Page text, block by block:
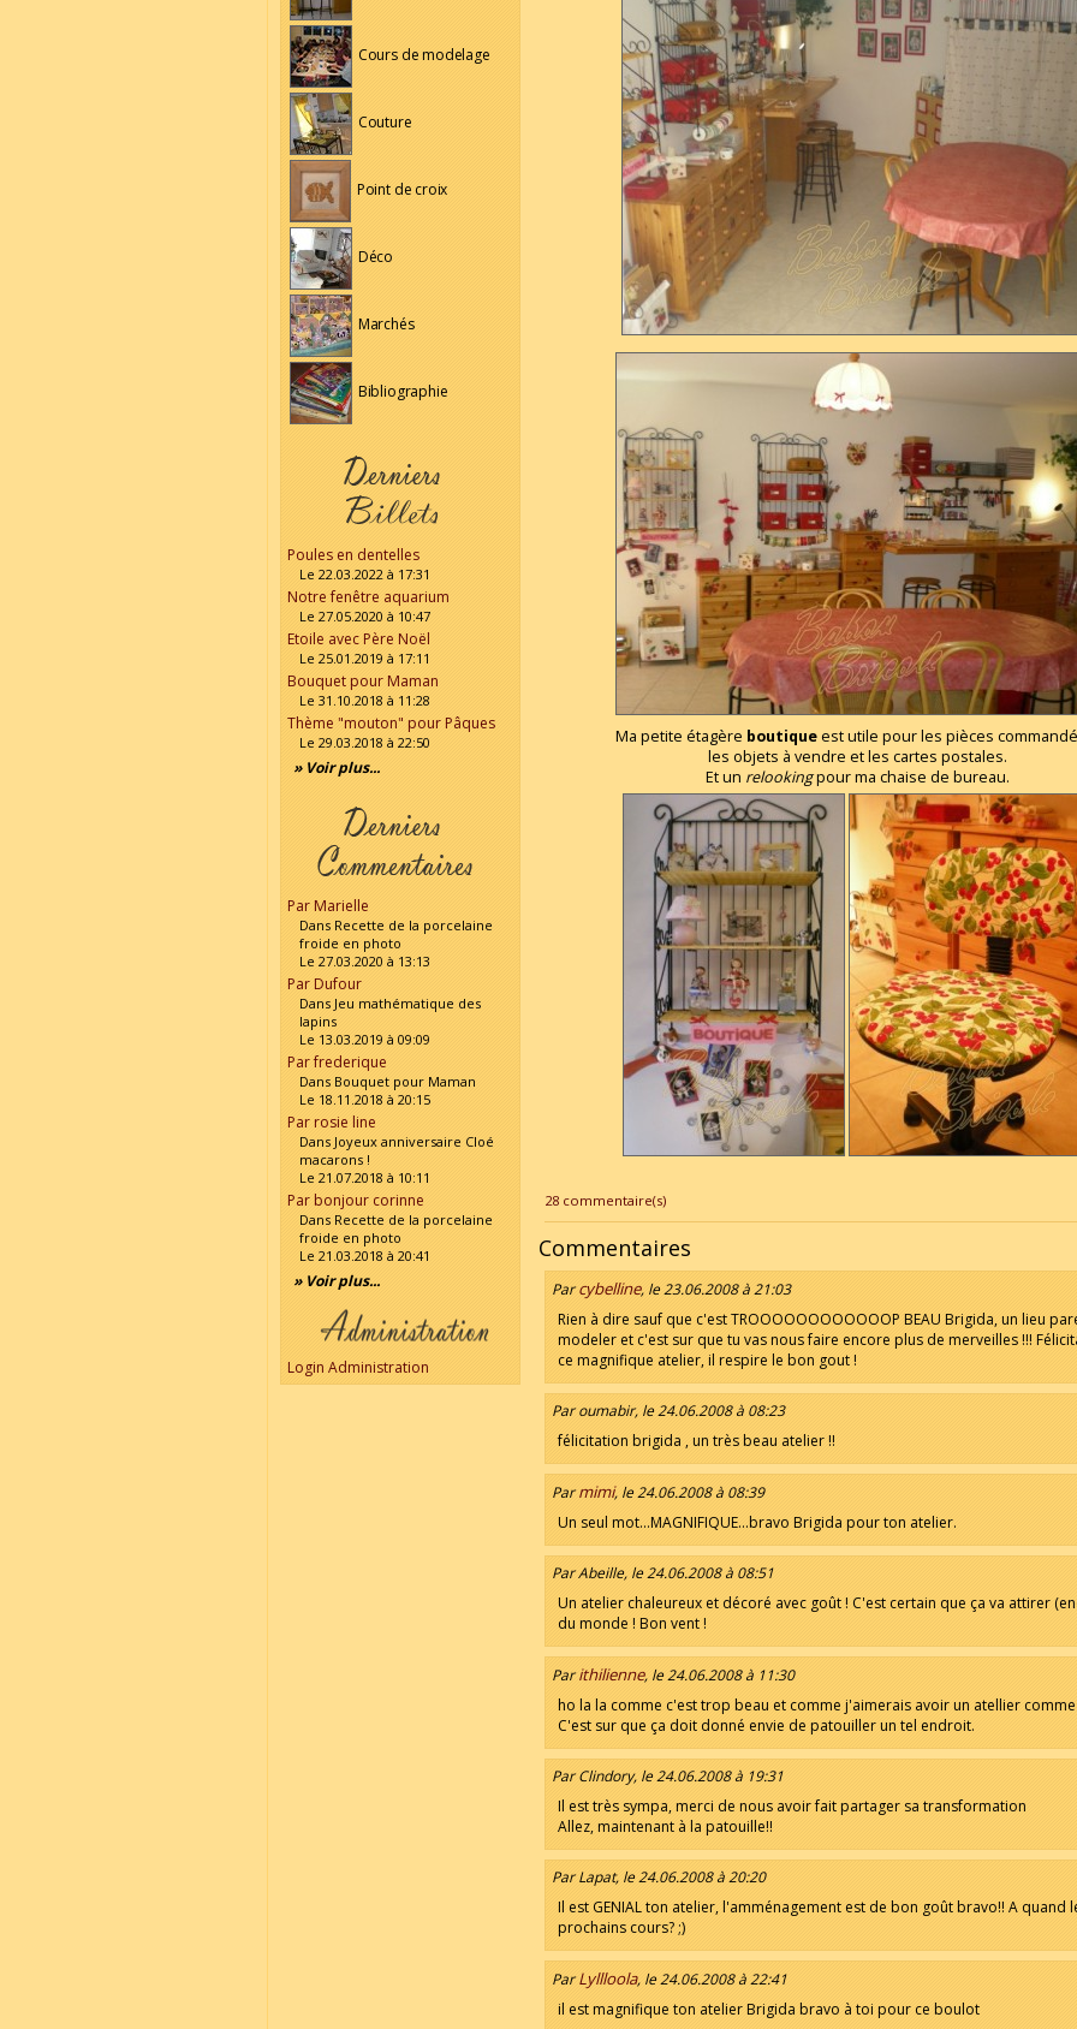
Cours de modelage
Couture
Point de croix
Déco
Marchés
Bibliographie
Poules en dentelles
Le 22.03.2022 à 17:31
Notre fenêtre aquarium
Le 27.05.2020 à 10:47
Etoile avec Père Noël
Le 25.01.2019 à 17:11
Bouquet pour Maman
Le 31.10.2018 à 11:28
Thème "mouton" pour Pâques
Le 29.03.2018 à 22:50
» Voir plus...
Par Marielle
Dans Recette de la porcelaine
froide en photo
Le 27.03.2020 à 13:13
Par Dufour
Dans Jeu mathématique des
lapins
Le 13.03.2019 à 09:09
Par frederique
Dans Bouquet pour Maman
Le 18.11.2018 à 20:15
Par rosie line
Dans Joyeux anniversaire Cloé
macarons !
Le 21.07.2018 à 10:11
Par bonjour corinne
Dans Recette de la porcelaine
froide en photo
Le 21.03.2018 à 20:41
» Voir plus...
Login Administration
Ma petite étagère boutiqueest utile pour les pièces
les objets à vendre et les cartes postales.
Et un relookingpour ma chaise de bureau.
28 commentaire(s)
Commentaires
Parcybelline, le 23.06.2008 à 21:03
Rien à dire sauf que c'est TROOOOOOOOOOOOP BEAU Brigida, un lieu
modeler et c'est sur que tu vas nous faire encore plus de merveilles !!!
ce magnifique atelier, il respire le bon gout !
Par oumabir, le 24.06.2008 à 08:23
félicitation brigida , un très beau atelier !!
Parmimi, le 24.06.2008 à 08:39
Un seul mot...MAGNIFIQUE...bravo Brigida pour ton atelier.
Par Abeille, le 24.06.2008 à 08:51
Un atelier chaleureux et décoré avec goût ! C'est certain que ça va attirer
du monde ! Bon vent !
Parithilienne, le 24.06.2008 à 11:30
ho la la comme c'est trop beau et comme j'aimerais avoir un atellier
C'est sur que ça doit donné envie de patouiller un tel endroit.
Par Clindory, le 24.06.2008 à 19:31
Il est très sympa, merci de nous avoir fait partager sa transformation
Allez, maintenant à la patouille!!
Par Lapat, le 24.06.2008 à 20:20
Il est GENIAL ton atelier, l'amménagement est de bon goût bravo!! A quand
prochains cours? ;)
ParLyllloola, le 24.06.2008 à 22:41
il est magnifique ton atelier Brigida bravo à toi pour ce boulot